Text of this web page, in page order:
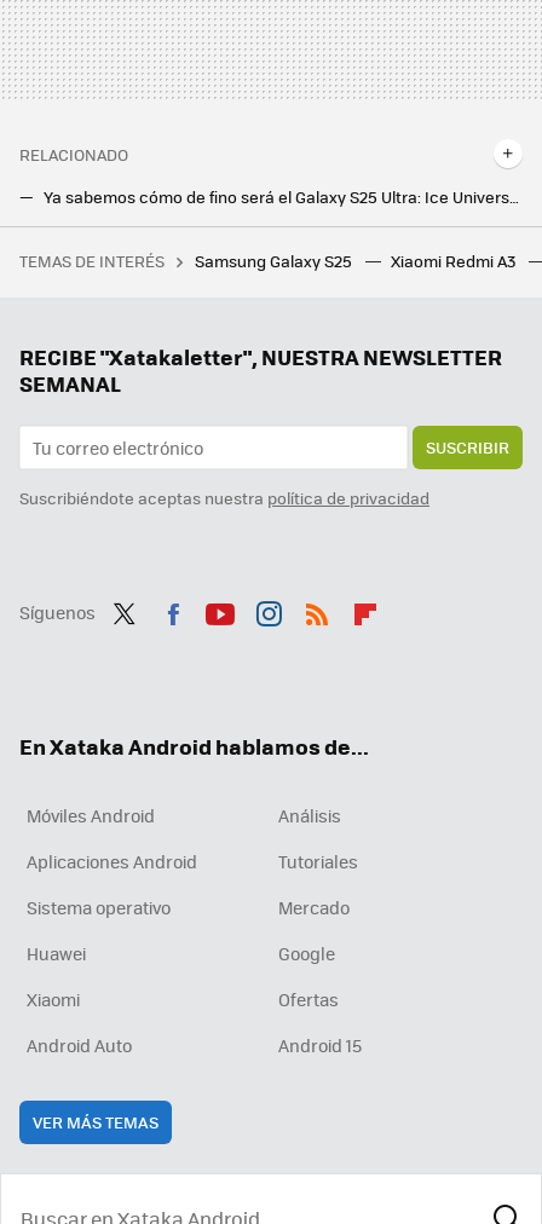
RELACIONADO
Malas noticias para los que esperan al Galaxy S24 FE. La versión económica no lo será tanto para esta generación, según una filtración
Los afectados por los bloqueos de IP de LaLiga quieren que se anulen: el juzgado ha admitido a trámite su solicitud
TEMAS DE INTERÉS Samsung Galaxy S25 Xiaomi Redmi A3
RECIBE "Xatakaletter", NUESTRA NEWSLETTER
SEMANAL
SUSCRIBIR
Suscribiéndote aceptas nuestra política de privacidad
Síguenos
En Xataka Android hablamos de...
Móviles Android
Análisis
Aplicaciones Android
Tutoriales
Sistema operativo
Mercado
Huawei
Google
Xiaomi
Ofertas
Android Auto
Android 15
VER MÁS TEMAS